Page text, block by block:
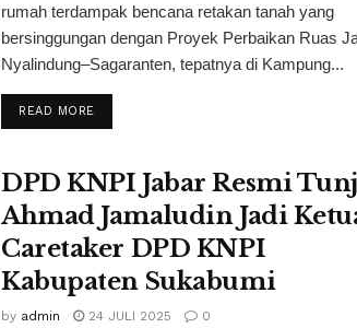
rumah terdampak bencana retakan tanah yang
bersinggungan dengan Proyek Perbaikan Ruas
Nyalindung–Sagaranten, tepatnya di Kampung...
READ MORE
DPD KNPI Jabar Resmi
Ahmad Jamaludin Jadi
Caretaker DPD KNPI
Kabupaten Sukabumi
by admin 24 JULI 2025 0